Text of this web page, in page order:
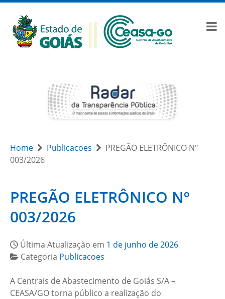
Home Publicacoes
PREGÃO ELETRÔNICO Nº
003/2026
PREGÃO ELETRÔNICO Nº
003/2026
Última Atualização em 1 de junho de 2026
Categoria Publicacoes
A Centrais de Abastecimento de Goiás S/A –
CEASA/GO torna público a realização do